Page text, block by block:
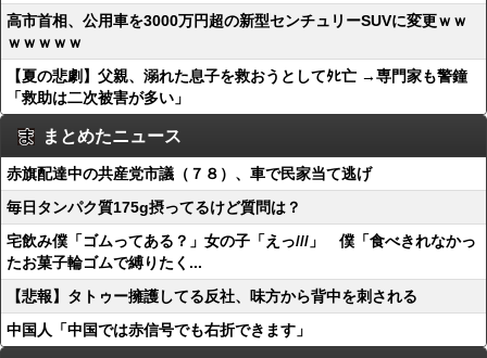
高市首相、公用車を3000万円超の新型センチュリーSUVに変更ｗｗ
ｗｗｗｗｗ
【夏の悲劇】父親、溺れた息子を救おうとしてﾀﾋ亡 →専門家も警鐘
「救助は二次被害が多い」
まとめたニュース
赤旗配達中の共産党市議（７８）、車で民家当て逃げ
毎日タンパク質175g摂ってるけど質問は？
宅飲み僕「ゴムってある？」女の子「えっ///」 僕「食べきれなかっ
たお菓子輪ゴムで縛りたく...
【悲報】タトゥー擁護してる反社、味方から背中を刺される
中国人「中国では赤信号でも右折できます」